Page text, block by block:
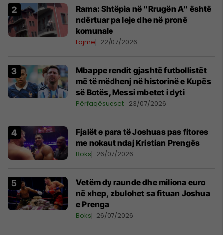
Rama: Shtëpia në "Rrugën A" është
ndërtuar pa leje dhe në pronë
komunale
Lajme 22/07/2026
Mbappe rendit gjashtë futbollistët
më të mëdhenj në historinë e Kupës
së Botës, Messi mbetet i dyti
Përfaqësueset 23/07/2026
Fjalët e para të Joshuas pas fitores
me nokaut ndaj Kristian Prengës
Boks 26/07/2026
Vetëm dy raunde dhe miliona euro
në xhep, zbulohet sa fituan Joshua
e Prenga
Boks 26/07/2026